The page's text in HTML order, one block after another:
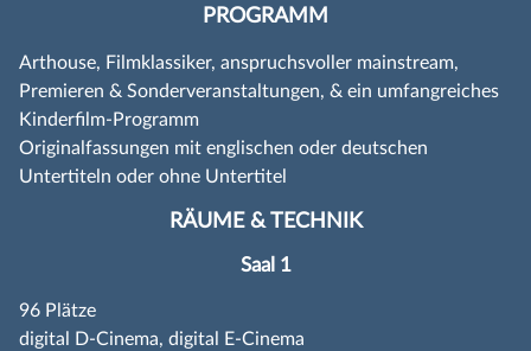
PROGRAMM
Arthouse, Filmklassiker, anspruchsvoller mainstream,
Premieren & Sonderveranstaltungen, & ein umfangreiches
Kinderfilm-Programm
Originalfassungen mit englischen oder deutschen
Untertiteln oder ohne Untertitel
RÄUME & TECHNIK
Saal 1
96 Plätze
digital D-Cinema, digital E-Cinema